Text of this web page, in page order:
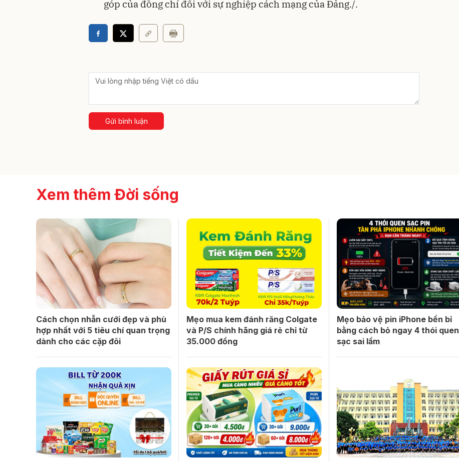
góp của đồng chí đối với sự nghiệp cách mạng của Đảng./.
Gửi bình luận
Xem thêm Đời sống
Cách chọn nhẫn cưới đẹp và phù
hợp nhất với 5 tiêu chí quan trọng
dành cho các cặp đôi
Mẹo mua kem đánh răng Colgate
và P/S chính hãng giá rẻ chỉ từ
35.000 đồng
Mẹo bảo vệ pin iPhone bền bỉ
bằng cách bỏ ngay 4 thói quen
sạc sai lầm